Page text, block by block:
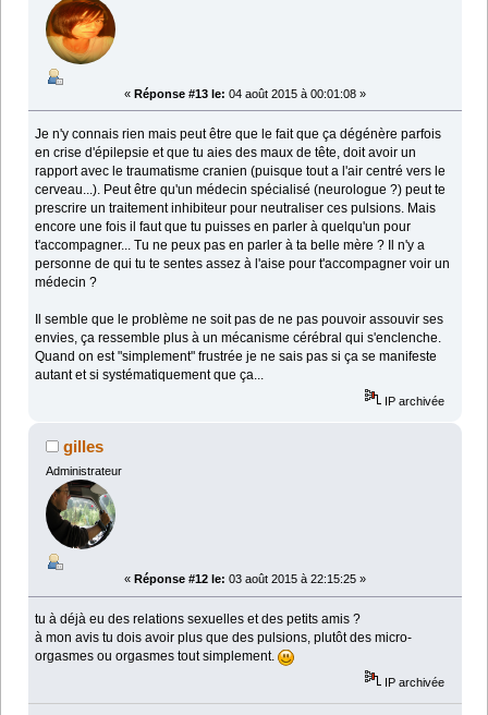
« Réponse #13 le: 04 août 2015 à 00:01:08 »
Je n'y connais rien mais peut être que le fait que ça dégénère parfois
en crise d'épilepsie et que tu aies des maux de tête, doit avoir un
rapport avec le traumatisme cranien (puisque tout a l'air centré vers le
cerveau...). Peut être qu'un médecin spécialisé (neurologue ?) peut te
prescrire un traitement inhibiteur pour neutraliser ces pulsions. Mais
encore une fois il faut que tu puisses en parler à quelqu'un pour
t'accompagner... Tu ne peux pas en parler à ta belle mère ? Il n'y a
personne de qui tu te sentes assez à l'aise pour t'accompagner voir un
médecin ?
Il semble que le problème ne soit pas de ne pas pouvoir assouvir ses
envies, ça ressemble plus à un mécanisme cérébral qui s'enclenche.
Quand on est "simplement" frustrée je ne sais pas si ça se manifeste
autant et si systématiquement que ça...
IP archivée
gilles
Administrateur
« Réponse #12 le: 03 août 2015 à 22:15:25 »
tu à déjà eu des relations sexuelles et des petits amis ?
à mon avis tu dois avoir plus que des pulsions, plutôt des micro-
orgasmes ou orgasmes tout simplement.
IP archivée